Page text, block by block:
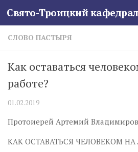
Skip to content
СЛОВО ПАСТЫРЯ
Как оставаться
работе?
01.02.2019
Протоиерей Артемий Владимиров
КАК ОСТАВАТЬСЯ ЧЕЛОВЕКОМ